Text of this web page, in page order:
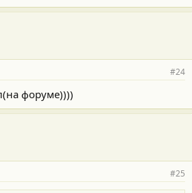
#24
форуме))))
#25